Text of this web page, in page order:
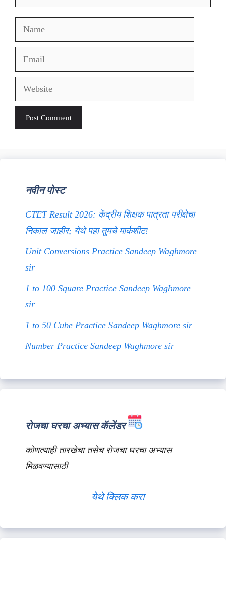
Name
Email
Website
नवीन पोस्ट
CTET Result 2026: केंद्रीय शिक्षक पात्रता परीक्षेचा
निकाल जाहीर; येथे पहा तुमचे मार्कशीट!
Unit Conversions Practice Sandeep Waghmore
sir
1 to 100 Square Practice Sandeep Waghmore
sir
1 to 50 Cube Practice Sandeep Waghmore sir
Number Practice Sandeep Waghmore sir
रोजचा घरचा अभ्यास कॅलेंडर
कोणत्याही तारखेचा तसेच रोजचा घरचा अभ्यास
मिळवण्यासाठी
येथे क्लिक करा